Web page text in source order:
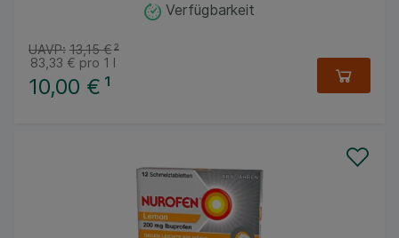
Verfügbarkeit
10,00 € ¹
UAVP: 13,15 €²
83,33 € pro 1 l